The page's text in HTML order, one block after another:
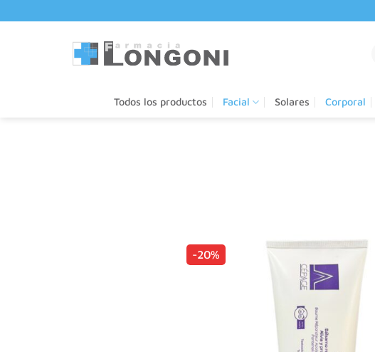
al
Todos los productos Facial Solares Corporal
-20%